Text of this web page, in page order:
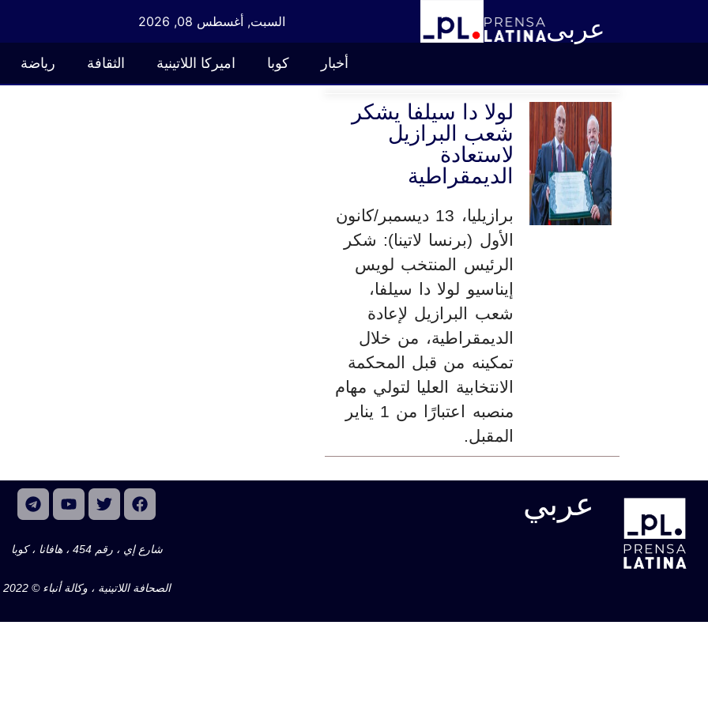
عربى السبت, أغسطس 08, 2026
أخبار كوبا اميركا اللاتينية الثقافة رياضة
لولا دا سيلفا يشكر
شعب البرازيل
لاستعادة
الديمقراطية
برازيليا، 13 ديسمبر/كانون
الأول (برنسا لاتينا): شكر
الرئيس المنتخب لويس
إيناسيو لولا دا سيلفا،
شعب البرازيل لإعادة
الديمقراطية، من خلال
تمكينه من قبل المحكمة
الانتخابية العليا لتولي مهام
منصبه اعتبارًا من 1 يناير
المقبل.
عربي
شارع إي ، رقم 454 ، هافانا ، كوبا
الصحافة اللاتينية ، وكالة أنباء © 2022